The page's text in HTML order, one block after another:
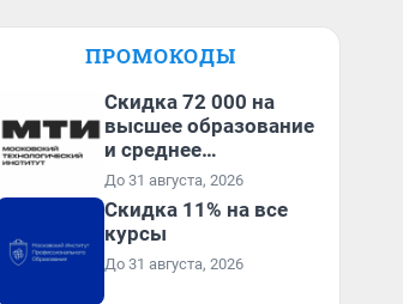
ПРОМОКОДЫ
Скидка 72 000 на
высшее образование
и среднее
специальное
образование в
первый год обучения
До 31 августа, 2026
Скидка 11% на все
курсы
До 31 августа, 2026